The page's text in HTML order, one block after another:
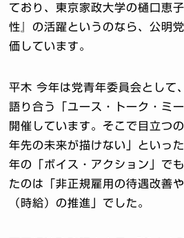
ており、東京家政大学の樋口恵
性』の活躍というのなら、公明
価しています。
平木 今年は党青年委員会として
語り合う「ユース・トーク・ミ
開催しています。そこで目立つ
年先の未来が描けない」といっ
年の「ボイス・アクション」で
たのは「非正規雇用の待遇改善
（時給）の推進」でした。